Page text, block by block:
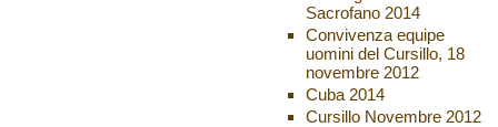
Sacrofano 2014
Convivenza equipe
uomini del Cursillo, 18
novembre 2012
Cuba 2014
Cursillo Novembre 2012